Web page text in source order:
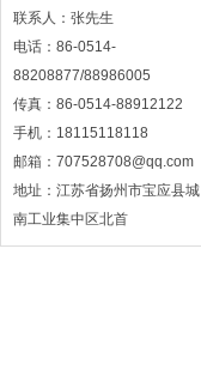
联系人：张先生
电话：86-0514-
88208877/88986005
传真：86-0514-88912122
手机：18115118118
邮箱：707528708@qq.com
地址：江苏省扬州市宝应县城
南工业集中区北首